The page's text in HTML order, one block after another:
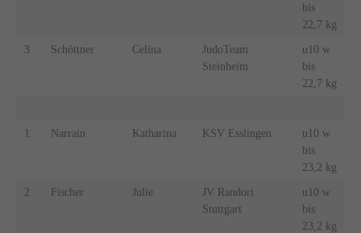
bis
22,7 kg
3 Schöttner Celina
JudoTeam
Steinheim
u10 w
bis
22,7 kg
1 Narrain Katharina KSV Esslingen
u10 w
bis
23,2 kg
2 Fischer Julie
JV Randori
Stuttgart
u10 w
bis
23,2 kg